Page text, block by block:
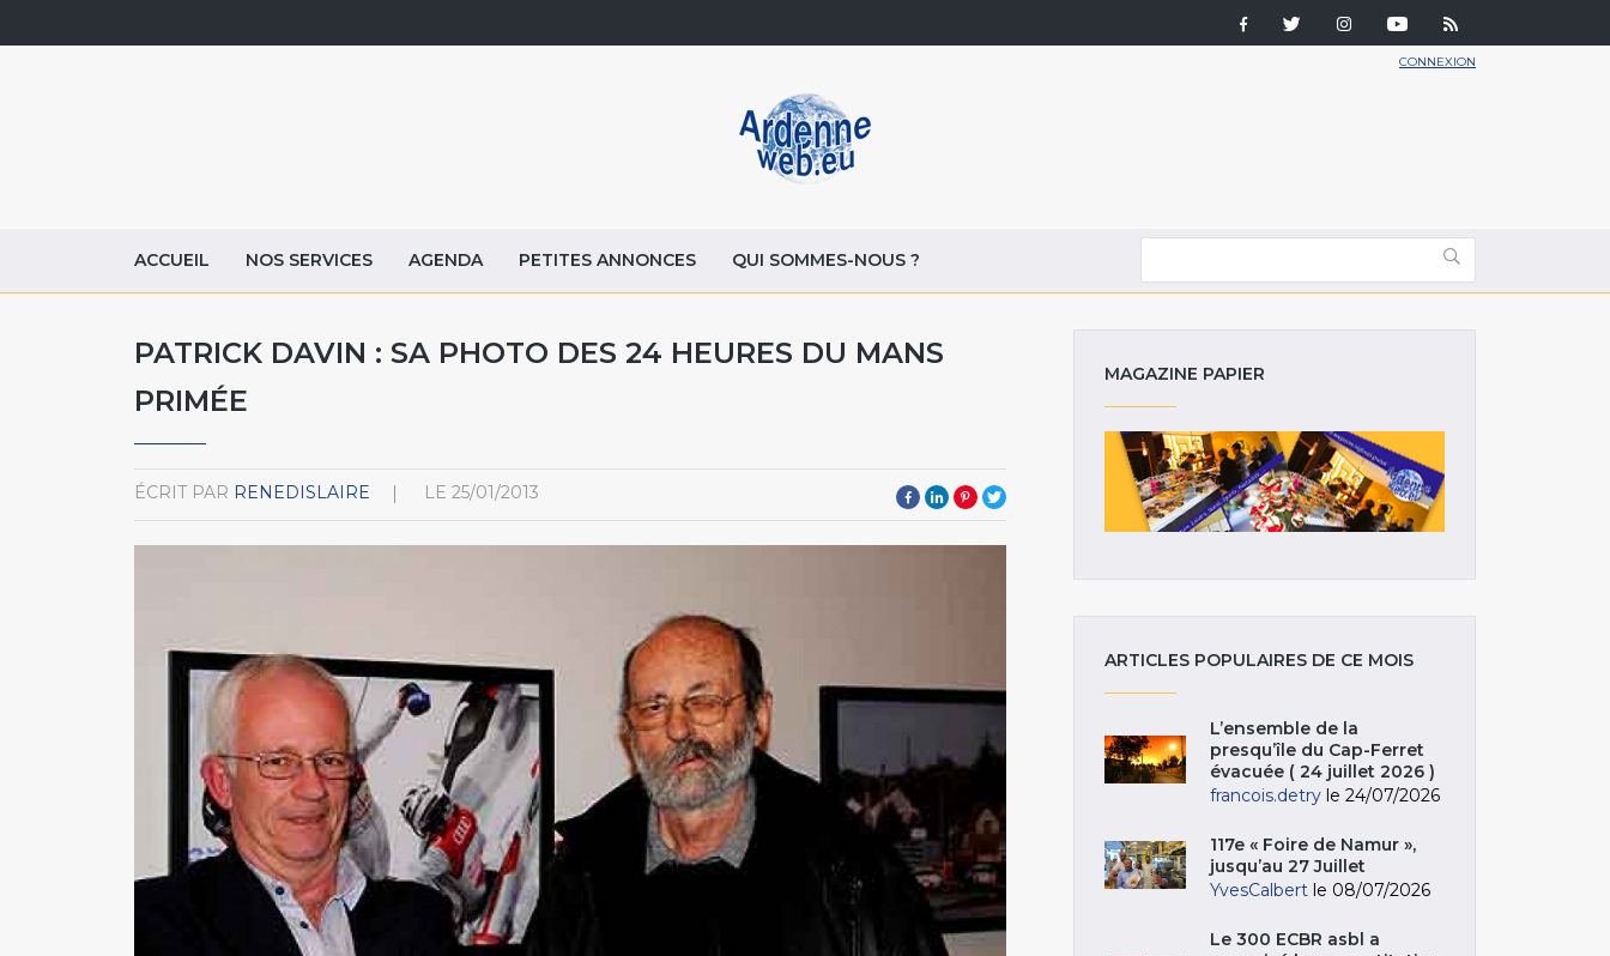
CONNEXION
ACCUEIL NOS SERVICES AGENDA PETITES ANNONCES QUI SOMMES-NOUS ?
PATRICK DAVIN : SA PHOTO DES 24 HEURES DU MANS
PRIMÉE
ÉCRIT PAR RENEDISLAIRE LE 25/01/2013
MAGAZINE PAPIER
ARTICLES POPULAIRES DE CE MOIS
L’ensemble de la
presqu’île du Cap-Ferret
évacuée ( 24 juillet 2026 )
francois.detry le 24/07/2026
117e « Foire de Namur »,
jusqu’au 27 Juillet
YvesCalbert le 08/07/2026
Le 300 ECBR asbl a